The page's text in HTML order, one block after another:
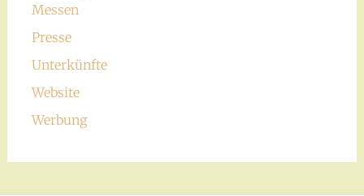
Messen
Presse
Unterkünfte
Website
Werbung